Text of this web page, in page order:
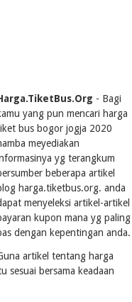
- Bagi
yang pun mencari harga
bus bogor jogja 2020
meyediakan
yg terangkum
beberapa artikel
harga.tiketbus.org. anda
menyeleksi artikel-artikel
kupon mana yg paling
dengan kepentingan anda.
artikel tentang harga
sesuai bersama keadaan